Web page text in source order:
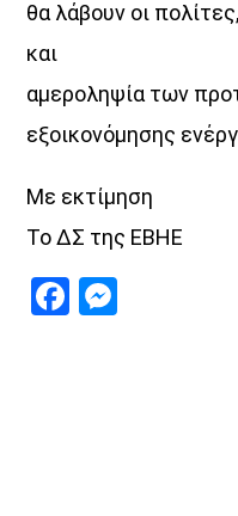
θα λάβουν οι
και
αμεροληψία των
εξοικονόμησης
Με εκτίμηση
Το ΔΣ της ΕΒΗΕ
Facebook